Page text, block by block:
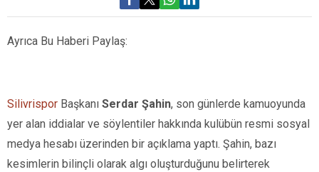
Ayrıca Bu Haberi Paylaş:
Silivrispor Başkanı Serdar Şahin, son günlerde kamuoyunda
yer alan iddialar ve söylentiler hakkında kulübün resmi sosyal
medya hesabı üzerinden bir açıklama yaptı. Şahin, bazı
kesimlerin bilinçli olarak algı oluşturduğunu belirterek